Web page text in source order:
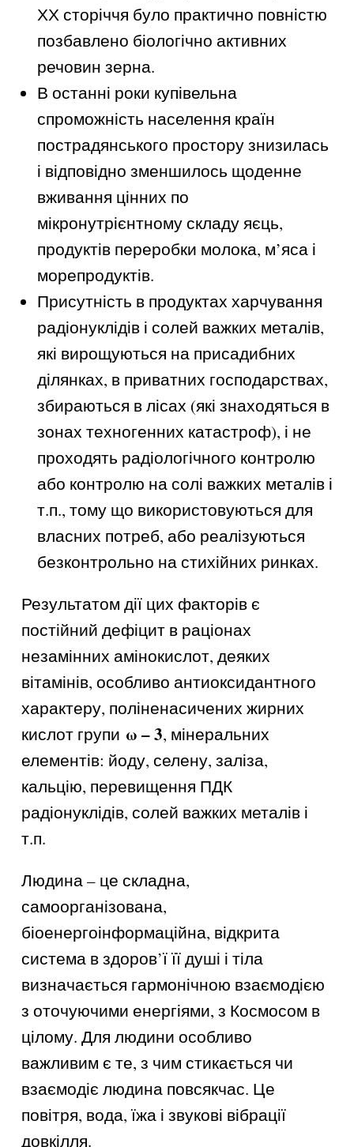
ХХ сторіччя було практично повністю
позбавлено біологічно активних
речовин зерна.
В останні роки купівельна
спроможність населення країн
пострадянського простору знизилась
і відповідно зменшилось щоденне
вживання цінних по
мікронутрієнтному складу яєць,
продуктів переробки молока, м’яса і
морепродуктів.
Присутність в продуктах харчування
радіонуклідів і солей важких металів,
які вирощуються на присадибних
ділянках, в приватних господарствах,
збираються в лісах (які знаходяться в
зонах техногенних катастроф), і не
проходять радіологічного контролю
або контролю на солі важких металів і
т.п., тому що використовуються для
власних потреб, або реалізуються
безконтрольно на стихійних ринках.
Результатом дії цих факторів є
постійний дефіцит в раціонах
незамінних амінокислот, деяких
вітамінів, особливо антиоксидантного
характеру, поліненасичених жирних
кислот групи ω – 3, мінеральних
елементів: йоду, селену, заліза,
кальцію, перевищення ПДК
радіонуклідів, солей важких металів і
т.п.
Людина – це складна,
самоорганізована,
біоенергоінформаційна, відкрита
система в здоров’ї її душі і тіла
визначається гармонічною взаємодією
з оточуючими енергіями, з Космосом в
цілому. Для людини особливо
важливим є те, з чим стикається чи
взаємодіє людина повсякчас. Це
повітря, вода, їжа і звукові вібрації
довкілля.